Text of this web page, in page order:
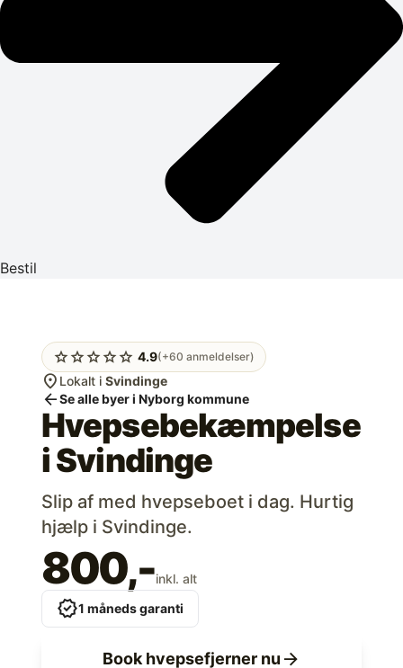
Bestil
starstarstarstarstar 4.9(+60 anmeldelser)
location_on Lokalt i Svindinge
arrow_backSe alle byer i Nyborg kommune
Hvepsebekæmpelse
iSvindinge
Slip af med hvepseboet i dag. Hurtig
hjælp i Svindinge.
800,-inkl. alt
verified1 måneds garanti
Book hvepsefjerner nu arrow_forward